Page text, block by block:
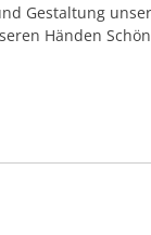
Gestaltung
Händen